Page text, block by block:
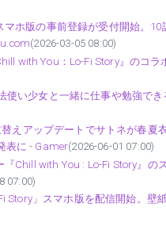
マホ版の事前登録が受付開始。
(2026-03-05 08:00)
with You：Lo-Fi Story』のコ
使い少女と一緒に仕事や勉強で
替えアップデートでサトネが春
表に - Gamer(2026-06-01 07:00)
Chill with You : Lo-Fi Story』の
07:00)
Story」スマホ版を配信開始。